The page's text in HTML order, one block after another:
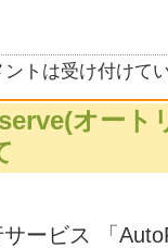
ントは受け付けて
オート
ービス 「